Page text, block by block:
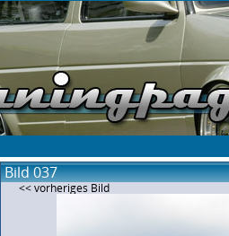
Bild 037
<< vorheriges Bild